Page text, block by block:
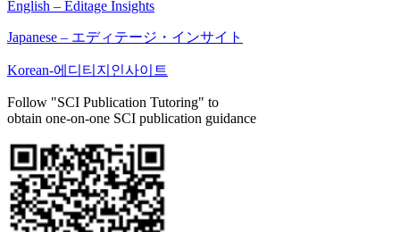
English – Editage Insights
Japanese – エディテージ・インサイト
Korean-에디티지인사이트
Follow "SCI Publication Tutoring" to
obtain one-on-one SCI publication guidance